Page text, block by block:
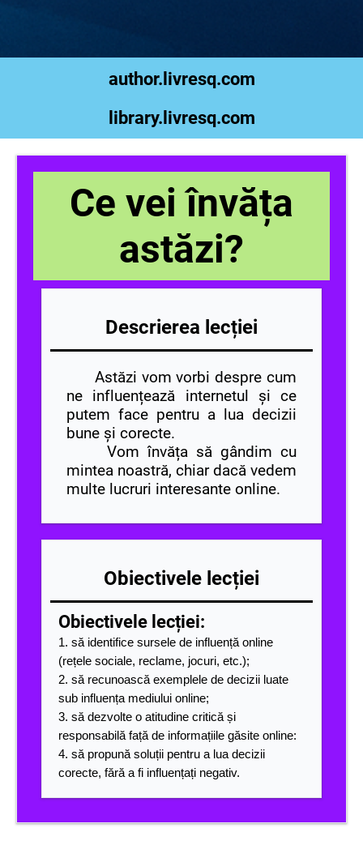
author.livresq.com
library.livresq.com
Ce vei învăța
astăzi?
Descrierea lecției
Astăzi vom vorbi despre cum
ne influențează internetul și ce
putem face pentru a lua decizii
bune și corecte.
Vom învăța să gândim cu
mintea noastră, chiar dacă vedem
multe lucruri interesante online.
Obiectivele lecției
Obiectivele lecției:
1. să identifice sursele de influență online
(rețele sociale, reclame, jocuri, etc.);
2. să recunoască exemplele de decizii luate
sub influența mediului online;
3. să dezvolte o atitudine critică și
responsabilă față de informațiile găsite online:
4. să propună soluții pentru a lua decizii
corecte, fără a fi influențați negativ.